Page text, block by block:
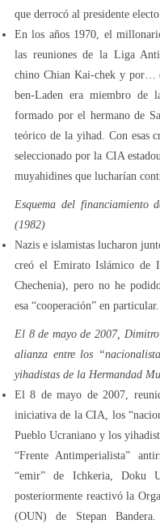
que derrocó al presidente
En los años 1970, el
las reuniones de la Liga
chino Chian Kai-chek y por…
ben-Laden era miembro de
formado por el hermano de
teórico de la yihad. Con esas
seleccionado por la CIA
muyahidines que lucharían
Esquema del financiamiento
(1982)
Nazis e islamistas lucharon
creó el Emirato Islámico de
Chechenia), pero no he
esa “cooperación” en particular.
El 8 de mayo de 2007,
alianza entre los
yihadistas de la Hermandad
El 8 de mayo de 2007,
iniciativa de la CIA, los
Pueblo Ucraniano y los
“Frente Antimperialista”
“emir” de Ichkeria, Doku
posteriormente reactivó la
(OUN) de Stepan Bandera.